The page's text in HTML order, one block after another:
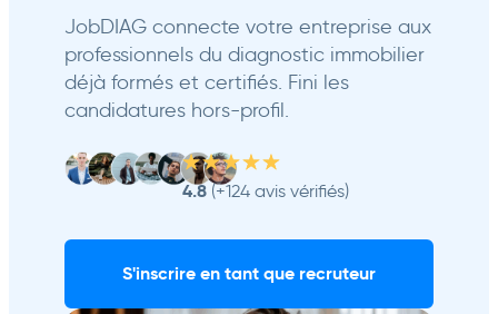
JobDIAG connecte votre entreprise aux
professionnels du diagnostic immobilier
déjà formés et certifiés. Fini les
candidatures hors-profil.
4.8 (+124 avis vérifiés)
S'inscrire en tant que recruteur